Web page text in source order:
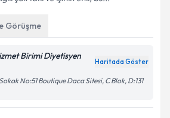
çok tatlı ve işinin ehli, bu...
Görüşme
Birimi Diyetisyen
No:51 Boutique Daca Sitesi, C Blok, D:131